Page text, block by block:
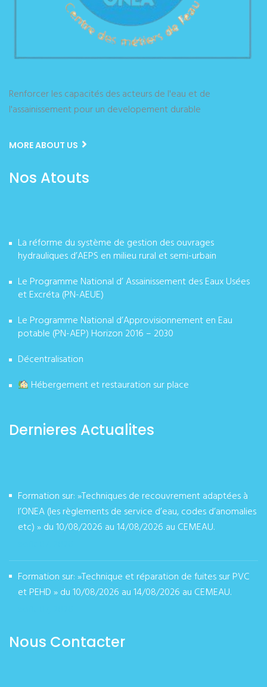
Renforcer les capacités des acteurs de l'eau et de
l'assainissement pour un developement durable
MORE ABOUT US
Nos Atouts
La réforme du système de gestion des ouvrages
hydrauliques d’AEPS en milieu rural et semi-urbain
Le Programme National d’ Assainissement des Eaux Usées
et Excréta (PN-AEUE)
Le Programme National d’Approvisionnement en Eau
potable (PN-AEP) Horizon 2016 – 2030
Décentralisation
Hébergement et restauration sur place
Dernieres Actualites
Formation sur: »Techniques de recouvrement adaptées à
l’ONEA (les règlements de service d’eau, codes d’anomalies
etc) » du 10/08/2026 au 14/08/2026 au CEMEAU.
Formation sur: »Technique et réparation de fuites sur PVC
et PEHD » du 10/08/2026 au 14/08/2026 au CEMEAU.
Nous Contacter